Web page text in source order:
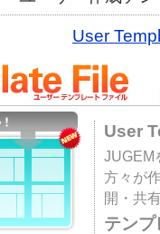
User
User
JUGEM
方々が
開・共
テン